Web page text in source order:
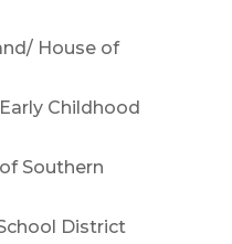
House of
Childhood
Southern
District